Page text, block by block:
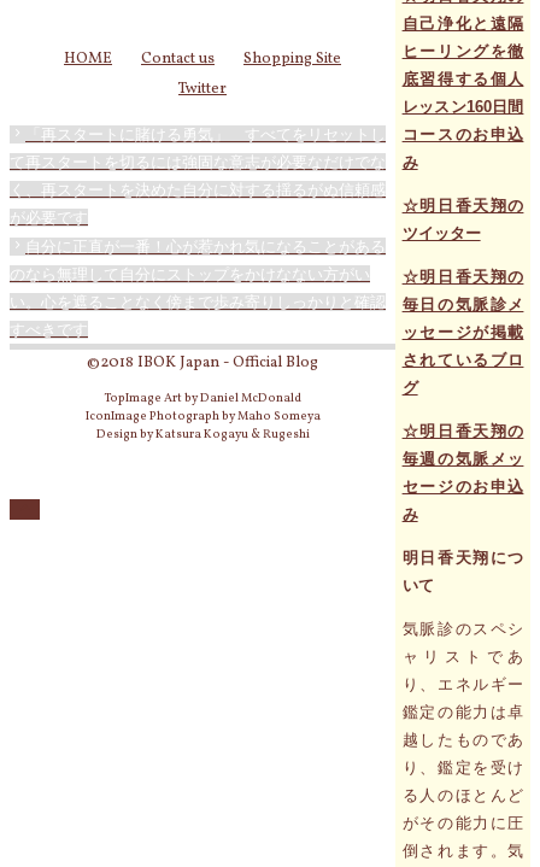
自己浄化と遠隔
ヒーリングを徹
底習得する個人
レッスン160日間
コースのお申込
み
☆明日香天翔の
ツイッター
☆明日香天翔の
毎日の気脈診メ
ッセージが掲載
されているブロ
グ
☆明日香天翔の
毎週の気脈メッ
セージのお申込
み
明日香天翔につ
いて
気脈診のスペシ
ャリストであ
り、エネルギー
鑑定の能力は卓
越したものであ
り、鑑定を受け
る人のほとんど
がその能力に圧
倒されます。気
HOME Contact us
Shopping Site
Twitter
「再スタートに賭ける勇気」 すべてをリセットし
て再スタートを切るには強固な意志が必要なだけでな
く、再スタートを決めた自分に対する揺るがぬ信頼感
が必要です
自分に正直が一番！心が惹かれ気になることがある
のなら無理して自分にストップをかけなない方がい
い。心を遮ることなく傍まで歩み寄りしっかりと確認
すべきです
©2018 IBOK Japan - Official Blog
TopImage Art by Daniel McDonald
IconImage Photograph by Maho Someya
Design by Katsura Kogayu & Rugeshi